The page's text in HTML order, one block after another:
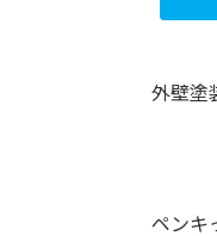
外壁塗
ペンキ